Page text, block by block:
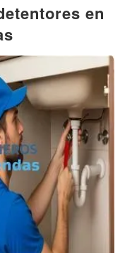
en